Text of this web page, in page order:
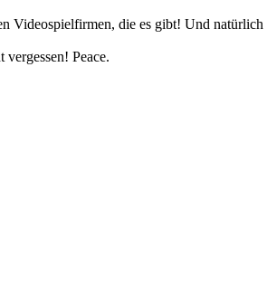
Videospielfirmen, die es gibt! Und
Peace.